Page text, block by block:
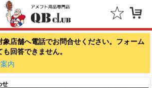
象店舗へ電話でお問合せください。フォーム
回答できません。
内
せ
）
（Outdoor Cap Company）
）
& Ness）